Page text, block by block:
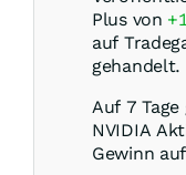
Plus von
auf
gehandelt.
Auf 7
NVIDIA
Gewinn